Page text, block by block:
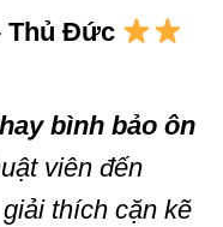
Thủ Đức
bình bảo ôn
viên đến
thích cặn kẽ